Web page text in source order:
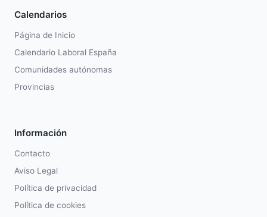
Calendarios
Página de Inicio
Calendario Laboral España
Comunidades autónomas
Provincias
Información
Contacto
Aviso Legal
Política de privacidad
Política de cookies